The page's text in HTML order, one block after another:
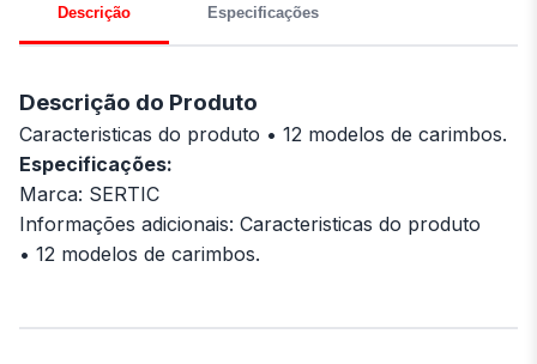
Descrição Especificações
Descrição do Produto
Caracteristicas do produto • 12 modelos de carimbos.
Especificações:
Marca: SERTIC
Informações adicionais: Caracteristicas do produto
• 12 modelos de carimbos.